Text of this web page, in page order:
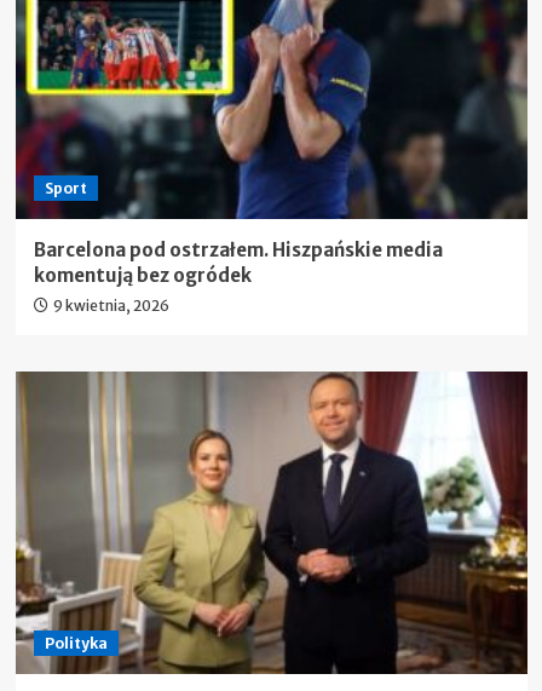
Sport
Barcelona pod ostrzałem. Hiszpańskie media
komentują bez ogródek
9 kwietnia, 2026
Polityka